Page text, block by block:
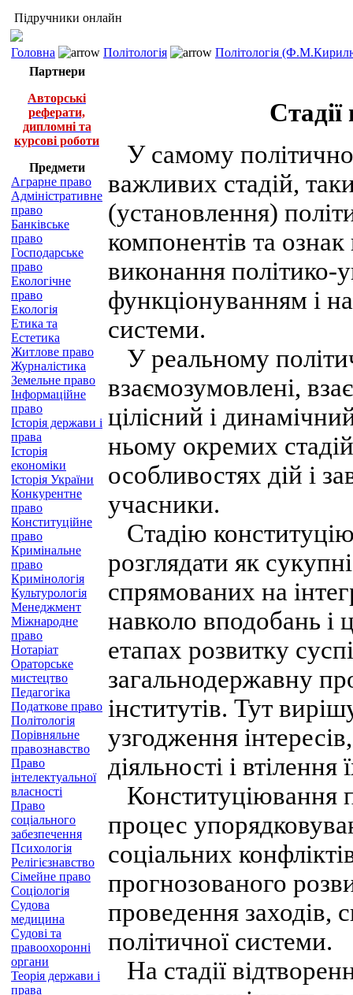
Підручники онлайн
Головна Політологія
Політологія
Партнери
Авторські
реферати,
дипломні та
курсові роботи
Предмети
Аграрне право
Адміністративне
право
Банківське
право
Господарське
право
Екологічне
право
Екологія
Етика та
Естетика
Житлове право
Журналістика
Земельне право
Інформаційне
право
Історія держави і
права
Історія
економіки
Історія України
Конкурентне
право
Конституційне
право
Кримінальне
право
Кримінологія
Культурологія
Менеджмент
Міжнародне
право
Нотаріат
Ораторське
мистецтво
Педагогіка
Податкове право
Політологія
Порівняльне
правознавство
Право
інтелектуальної
власності
Право
соціального
забезпечення
Психологія
Релігієзнавство
Сімейне право
Соціологія
Судова
медицина
Судові та
правоохоронні
органи
Теорія держави і
права
У самому
важливих стадій,
(установлення)
компонентів та
виконання політико-
функціонуванням і
системи.
У реальному
взаємозумовлені,
цілісний і
ньому окремих
особливостях дій і
учасники.
Стадію
розглядати як
спрямованих на
навколо вподобань і
етапах розвитку
загальнодержавну
інститутів. Тут
узгодження
діяльності і
Конституціювання
процес
соціальних
прогнозованого
проведення заходів,
політичної системи.
На стадії